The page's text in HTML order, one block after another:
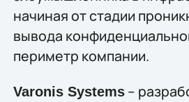
начиная от стадии
вывода
периметр компании.
Varonis Systems–